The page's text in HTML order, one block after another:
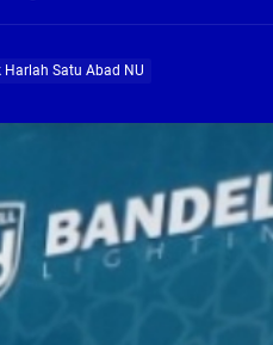
RTLH
Semakin Dekat
Urangagung
B Dua Kali Panggil Pansel Dan
Satu Abad NU